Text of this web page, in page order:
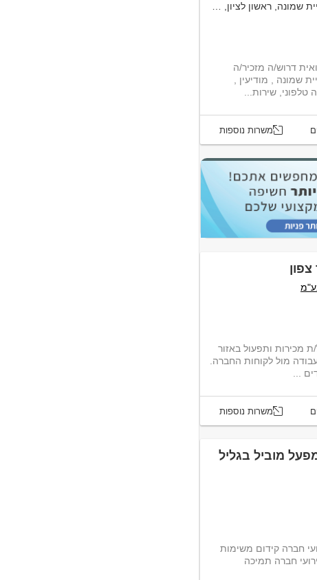
ראשון לציון, רחובות
דרוש/ה מזכיר/ה
שמונה , מודיעין ,
משרות נוספות
מכירות ותפעול באזור
מול לקוחות החברה.
...
משרות נוספות
מוביל בגליל
חברה קידום משימות
אדמניסטרטיביות גיוס, קליטה, רווחה, אירועי חברה תמיכה